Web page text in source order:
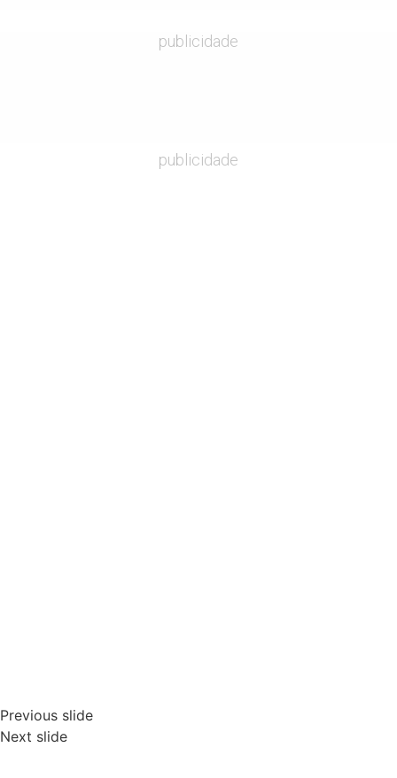
publicidade
publicidade
Previous slide
Next slide